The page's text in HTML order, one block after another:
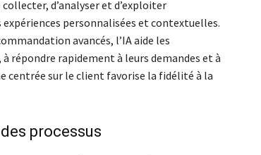
d’analyser et d’exploiter
personnalisées et contextuelles.
avancés, l’IA aide les
répondre rapidement à leurs demandes et à
centrée sur le client favorise la fidélité à la
processus